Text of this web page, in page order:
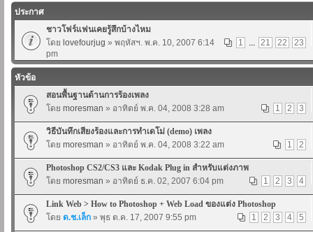
ประกาศ
ชาวโฟร์แฟนเคยรู้สึกบ้างไหม
1
... 21 22 23
โดย lovefourjug » พฤหัสฯ. พ.ค. 10, 2007 6:14
pm
หัวข้อ
สอนพื้นฐานด้านการร้องเพลง
1
2 3
โดย moresman » อาทิตย์ พ.ค. 04, 2008 3:28 am
วิธีบันทึกเสียงร้องและการทำเดโม่ (demo) เพลง
1
2
โดย moresman » อาทิตย์ พ.ค. 04, 2008 3:22 am
Photoshop CS2/CS3 และ Kodak Plug in สำหรับแต่งภาพ
1
2 3 4
โดย moresman » อาทิตย์ ธ.ค. 02, 2007 6:04 pm
Link Web > How to Photoshop + Web Load ของแต่ง Photoshop
1
2 3 4 5
โดย ด.ช.เล็ก » พุธ ต.ค. 17, 2007 9:55 pm